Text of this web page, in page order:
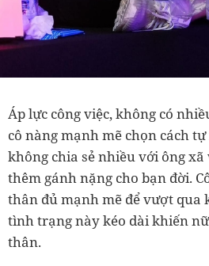
Áp lực công việc, không có
cô nàng mạnh mẽ chọn cách
không chia sẻ nhiều với ông
thêm gánh nặng cho bạn đời.
thân đủ mạnh mẽ để vượt qua
tình trạng này kéo dài khiến
thân.